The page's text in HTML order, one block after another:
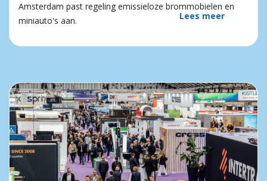
Amsterdam past regeling emissieloze brommobielen en
miniauto's aan.
Lees meer